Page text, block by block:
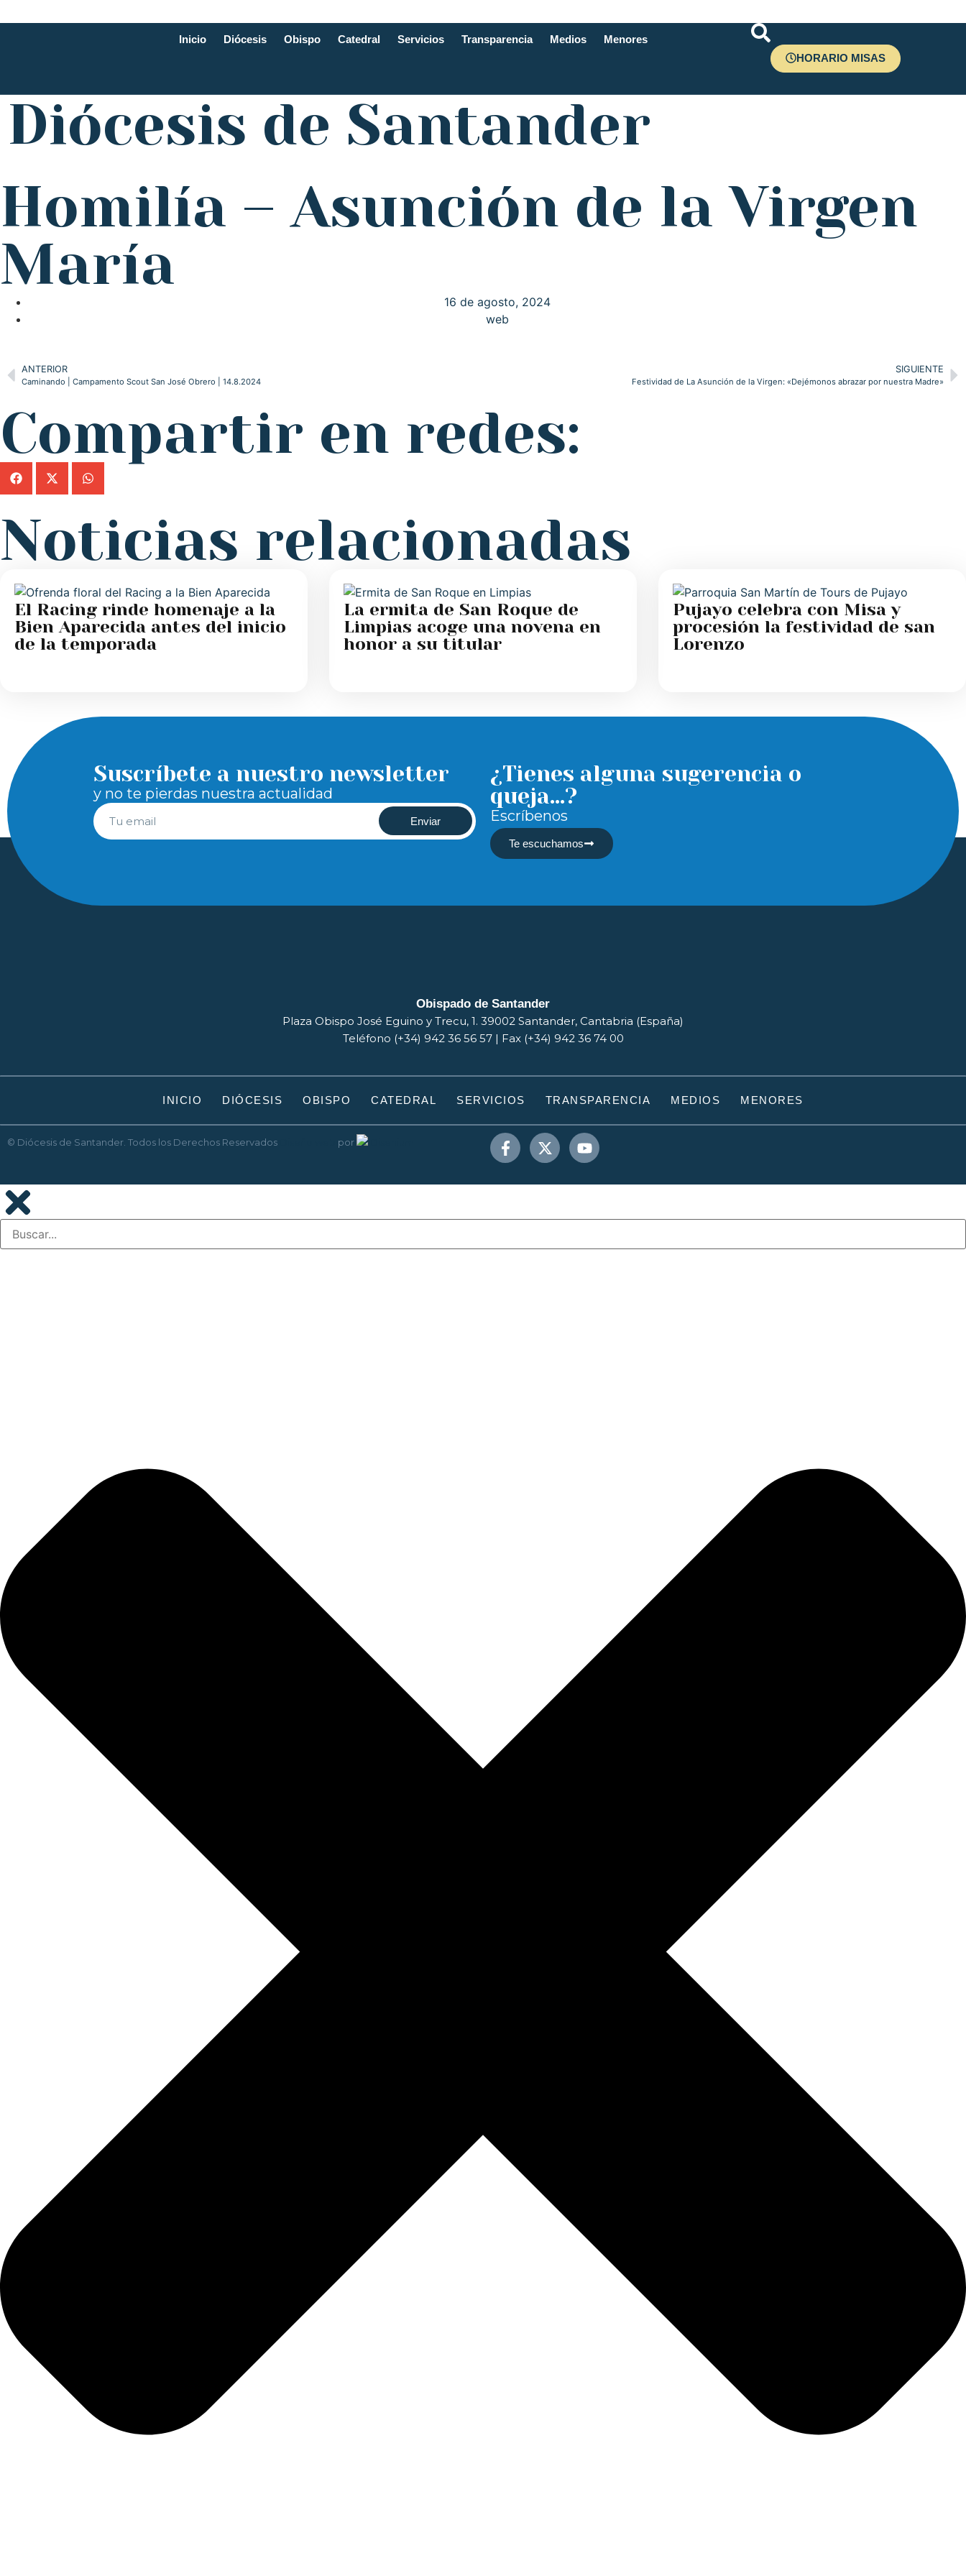
Inicio Diócesis Obispo Catedral Servicios Transparencia Medios
Menores
HORARIO MISAS
Diócesis de Santander
Homilía – Asunción de la Virgen
María
16 de agosto, 2024
web
ANTERIOR
Caminando | Campamento Scout San José Obrero | 14.8.2024
SIGUIENTE
Festividad de La Asunción de la Virgen: «Dejémonos abrazar por nuestra Madre»
Compartir en redes:
Noticias relacionadas
El Racing rinde homenaje a la
Bien Aparecida antes del inicio
de la temporada
La ermita de San Roque de
Limpias acoge una novena en
honor a su titular
Pujayo celebra con Misa y
procesión la festividad de san
Lorenzo
Suscríbete a nuestro newsletter
y no te pierdas nuestra actualidad
Enviar
¿Tienes alguna sugerencia o
queja...?
Escríbenos
Te escuchamos
Obispado de Santander
Plaza Obispo José Eguino y Trecu, 1. 39002 Santander, Cantabria (España)
Teléfono (+34) 942 36 56 57 | Fax (+34) 942 36 74 00
INICIO DIÓCESIS OBISPO CATEDRAL SERVICIOS TRANSPARENCIA MEDIOS MENORES
© Diócesis de Santander. Todos los Derechos Reservados por